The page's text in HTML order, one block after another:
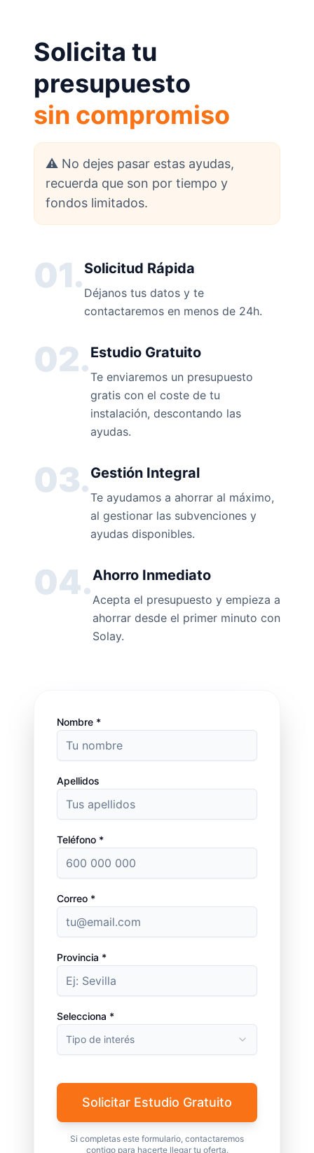
Solicita tu
presupuesto
sin compromiso
⚠️ No dejes pasar estas ayudas,
recuerda que son por tiempo y
fondos limitados.
01.Solicitud Rápida
Déjanos tus datos y te
contactaremos en menos de 24h.
02.Estudio Gratuito
Te enviaremos un presupuesto
gratis con el coste de tu
instalación, descontando las
ayudas.
03.Gestión Integral
Te ayudamos a ahorrar al máximo,
al gestionar las subvenciones y
ayudas disponibles.
04.Ahorro Inmediato
Acepta el presupuesto y empieza a
ahorrar desde el primer minuto con
Solay.
Nombre *
Apellidos
Teléfono *
Correo *
Provincia *
Selecciona *
Tipo de interés
Solicitar Estudio Gratuito
Si completas este formulario, contactaremos
contigo para hacerte llegar tu oferta.